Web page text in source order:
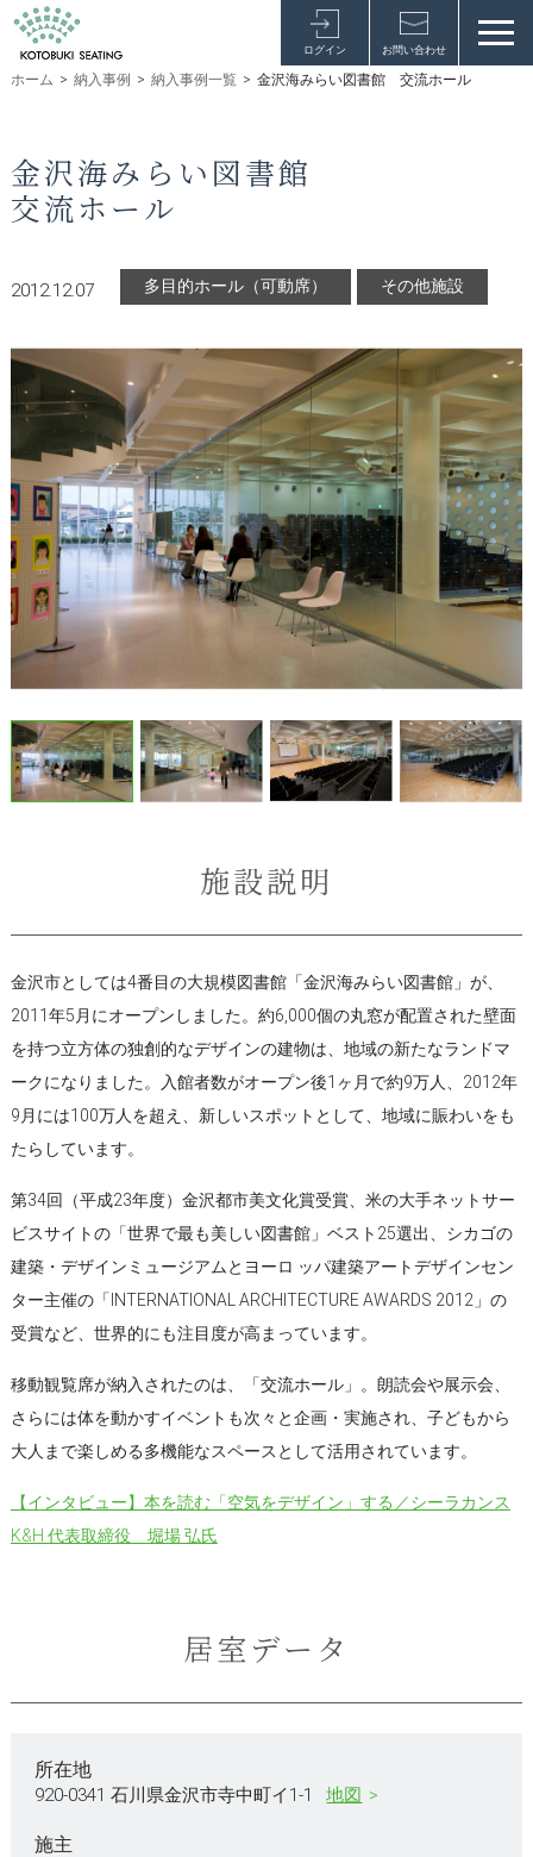
ログイン お問い合わせ
ホーム > 納入事例 > 納入事例一覧 > 金沢海みらい図書館 交流ホール
金沢海みらい図書館
交流ホール
2012.12.07 多目的ホール（可動席） その他施設
施設説明
金沢市としては4番目の大規模図書館「金沢海みらい図書館」が、
2011年5月にオープンしました。約6,000個の丸窓が配置された壁面
を持つ立方体の独創的なデザインの建物は、地域の新たなランドマ
ークになりました。入館者数がオープン後1ヶ月で約9万人、2012年
9月には100万人を超え、新しいスポットとして、地域に賑わいをも
たらしています。
第34回（平成23年度）金沢都市美文化賞受賞、米の大手ネットサー
ビスサイトの「世界で最も美しい図書館」ベスト25選出、シカゴの
建築・デザインミュージアムとヨーロ ッパ建築アートデザインセン
ター主催の「INTERNATIONAL ARCHITECTURE AWARDS 2012」の
受賞など、世界的にも注目度が高まっています。
移動観覧席が納入されたのは、「交流ホール」。朗読会や展示会、
さらには体を動かすイベントも次々と企画・実施され、子どもから
大人まで楽しめる多機能なスペースとして活用されています。
【インタビュー】本を読む「空気をデザイン」する／シーラカンス
K&H 代表取締役 堀場 弘氏
居室データ
所在地
920-0341 石川県金沢市寺中町イ1-1 地図
施主